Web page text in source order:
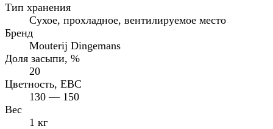
Тип хранения
Сухое, прохладное, вентилируемое место
Бренд
Mouterij Dingemans
Доля засыпи, %
20
Цветность, EBC
130 — 150
Вес
1 кг